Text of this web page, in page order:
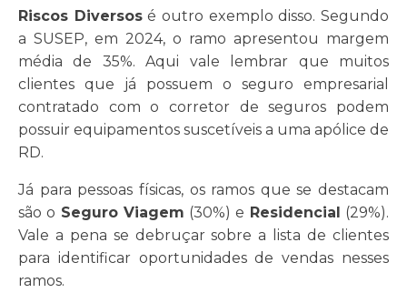
Riscos Diversosé outro exemplo disso. Segundo
a SUSEP, em 2024, o ramo apresentou margem
média de 35%. Aqui vale lembrar que muitos
clientes que já possuem o seguro empresarial
contratado com o corretor de seguros podem
possuir equipamentos suscetíveis a uma apólice de
RD.
Já para pessoas físicas, os ramos que se destacam
são o Seguro Viagem (30%) e Residencial (29%).
Vale a pena se debruçar sobre a lista de clientes
para identificar oportunidades de vendas nesses
ramos.